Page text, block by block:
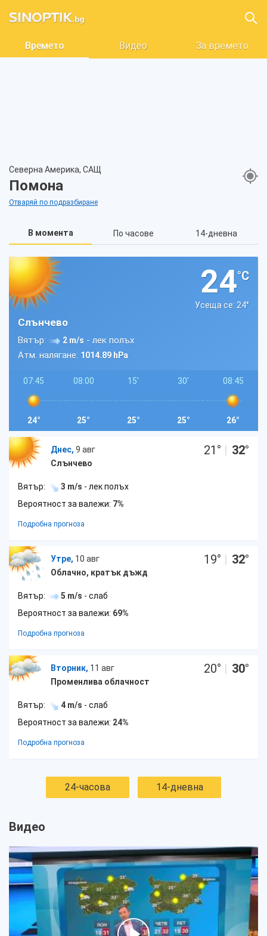
Времето Видео За времето
Северна Америка, САЩ
Помона
Отваряй по подразбиране
В момента По часове 14-дневна
24°C
Усеща се: 24°
Слънчево
Вятър: 2 m/s - лек полъх
Атм. налягане: 1014.89 hPa
07:45
24°
08:00
25°
15'
25°
30'
25°
08:45
26°
Днес, 9 авг
Слънчево
21 ° | 32°
Вятър: 3 m/s - лек полъх
Вероятност за валежи: 7%
Подробна прогноза
Утре, 10 авг
Облачно, кратък дъжд
19° | 32°
Вятър: 5 m/s - слаб
Вероятност за валежи: 69%
Подробна прогноза
Вторник, 11 авг
Променлива облачност
20° | 30°
Вятър: 4 m/s - слаб
Вероятност за валежи: 24%
Подробна прогноза
24-часова 14-дневна
Видео